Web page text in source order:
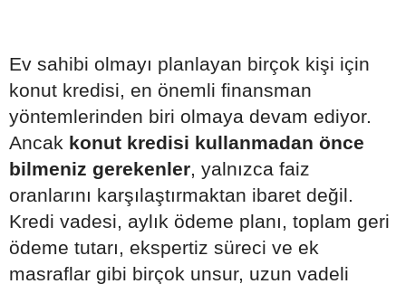
Ev sahibi olmayı planlayan birçok kişi için
konut kredisi, en önemli finansman
yöntemlerinden biri olmaya devam ediyor.
Ancak konut kredisi kullanmadan önce
bilmeniz gerekenler, yalnızca faiz
oranlarını karşılaştırmaktan ibaret değil.
Kredi vadesi, aylık ödeme planı, toplam geri
ödeme tutarı, ekspertiz süreci ve ek
masraflar gibi birçok unsur, uzun vadeli